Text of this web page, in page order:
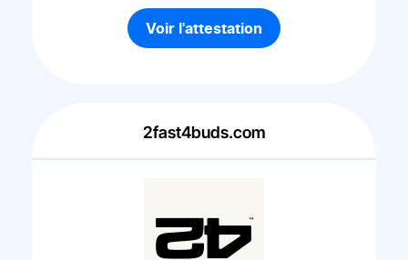
Voir l'attestation
2fast4buds.com